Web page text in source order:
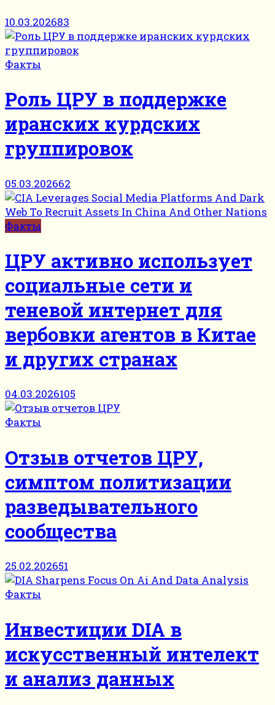
10.03.202683
Факты
Роль ЦРУ в поддержке
иранских курдских
группировок
05.03.202662
Факты
ЦРУ активно использует
социальные сети и
теневой интернет для
вербовки агентов в Китае
и других странах
04.03.2026105
Факты
Отзыв отчетов ЦРУ,
симптом политизации
разведывательного
сообщества
25.02.202651
Факты
Инвестиции DIA в
искусственный интелект
и анализ данных